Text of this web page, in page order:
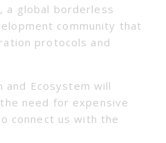
a global borderless
community that
protocols and
and Ecosystem will
need for expensive
connect us with the